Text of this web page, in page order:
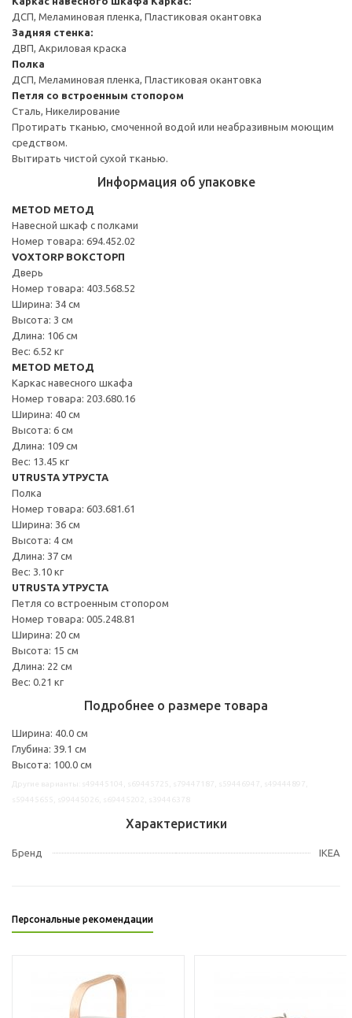
ДСП, Меламиновая пленка, Пластиковая окантовка
Задняя стенка:
ДВП, Акриловая краска
Полка
ДСП, Меламиновая пленка, Пластиковая окантовка
Петля со встроенным стопором
Сталь, Никелирование
Протирать тканью, смоченной водой или неабразивным моющим
средством.
Вытирать чистой сухой тканью.
Информация об упаковке
METOD МЕТОД
Навесной шкаф с полками
Номер товара: 694.452.02
VOXTORP ВОКСТОРП
Дверь
Номер товара: 403.568.52
Ширина: 34 см
Высота: 3 см
Длина: 106 см
Вес: 6.52 кг
METOD МЕТОД
Каркас навесного шкафа
Номер товара: 203.680.16
Ширина: 40 см
Высота: 6 см
Длина: 109 см
Вес: 13.45 кг
UTRUSTA УТРУСТА
Полка
Номер товара: 603.681.61
Ширина: 36 см
Высота: 4 см
Длина: 37 см
Вес: 3.10 кг
UTRUSTA УТРУСТА
Петля со встроенным стопором
Номер товара: 005.248.81
Ширина: 20 см
Высота: 15 см
Длина: 22 см
Вес: 0.21 кг
Подробнее о размере товара
Ширина: 40.0 см
Глубина: 39.1 см
Высота: 100.0 см
Характеристики
Бренд IKEA
Персональные рекомендации